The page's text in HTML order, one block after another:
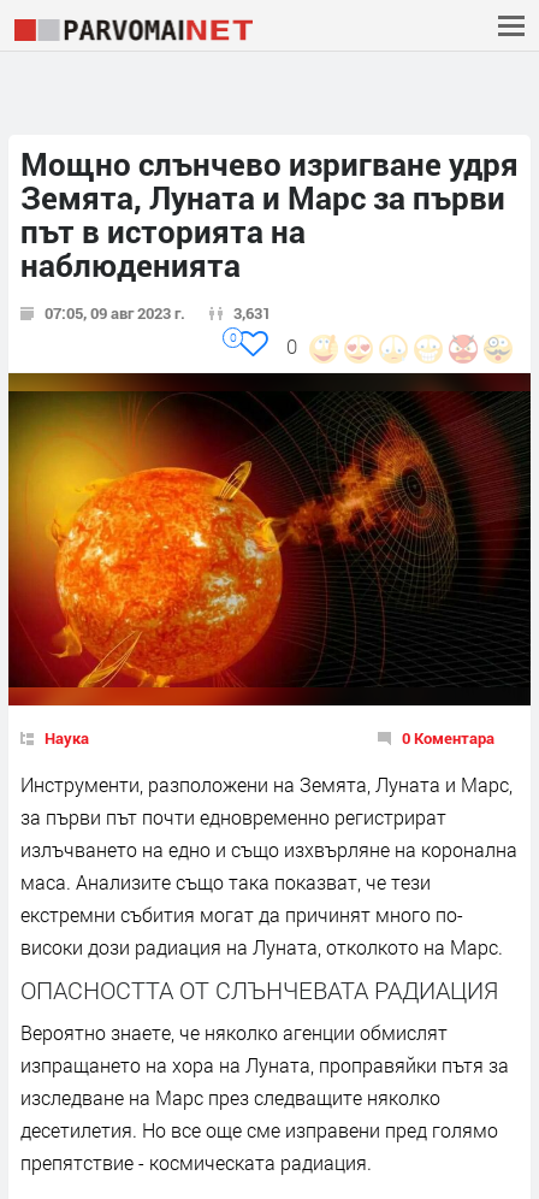
Мощно слънчево изригване удря
Земята, Луната и Марс за първи
път в историята на
наблюденията
07:05, 09 авг 2023 г. 3,631
0
0
Наука 0 Коментара
Инструменти, разположени на Земята, Луната и Марс,
за първи път почти едновременно регистрират
излъчването на едно и също изхвърляне на коронална
маса. Анализите също така показват, че тези
екстремни събития могат да причинят много по-
високи дози радиация на Луната, отколкото на Марс.
ОПАСНОСТТА ОТ СЛЪНЧЕВАТА РАДИАЦИЯ
Вероятно знаете, че няколко агенции обмислят
изпращането на хора на Луната, проправяйки пътя за
изследване на Марс през следващите няколко
десетилетия. Но все още сме изправени пред голямо
препятствие - космическата радиация.